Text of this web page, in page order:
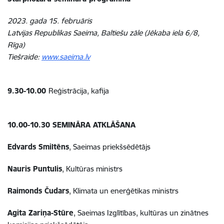
2023. gada 15. februāris
Latvijas Republikas Saeima, Baltiešu zāle (Jēkaba iela 6/8,
Rīga)
Tiešraide: www.saeima.lv
9.30-10.00 Reģistrācija, kafija
10.00-10.30 SEMINĀRA ATKLĀŠANA
Edvards Smiltēns, Saeimas priekšsēdētājs
Nauris Puntulis, Kultūras ministrs
Raimonds Čudars, Klimata un enerģētikas ministrs
Agita Zariņa-Stūre, Saeimas Izglītības, kultūras un zinātnes